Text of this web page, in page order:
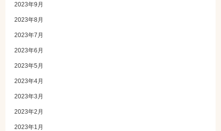
2023年9月
2023年8月
2023年7月
2023年6月
2023年5月
2023年4月
2023年3月
2023年2月
2023年1月